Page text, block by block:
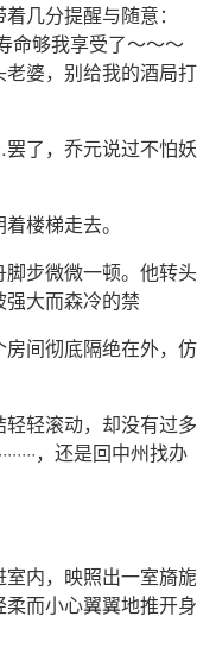
几分提醒与随意：
命够我享受了～～～
婆，别给我的酒局打
了，乔元说过不怕妖
楼梯走去。
步微微一顿。他转头
大而森冷的禁
间彻底隔绝在外，仿
轻滚动，却没有过多
，还是回中州找办
内，映照出一室旖旎
而小心翼翼地推开身